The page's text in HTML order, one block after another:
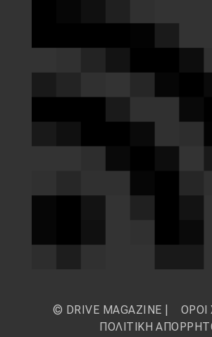
© DRIVE MAGAZINE | ΟΡΟΙ
ΠΟΛΙΤΙΚΗ